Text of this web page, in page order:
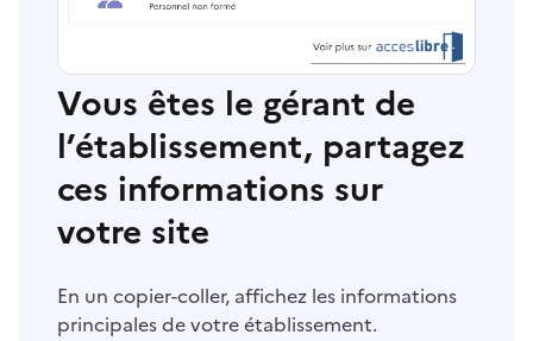
Vous êtes le gérant de
l’établissement, partagez
ces informations sur
votre site
En un copier-coller, affichez les informations
principales de votre établissement.